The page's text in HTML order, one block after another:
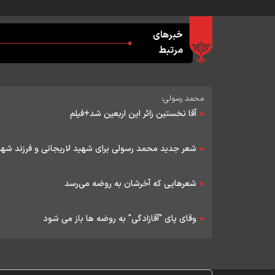
خبرهای
مرتبط
محمد رسولی:
آقا نخستین زائر این اربعین شد+فیلم
شعر جدید محمد رسولی برای شهید لاریجانی و فرزند
شعرهایی که آخرشان به روضه می‌رسد
وقای پای "آقازادگی" به روضه ها باز می شود